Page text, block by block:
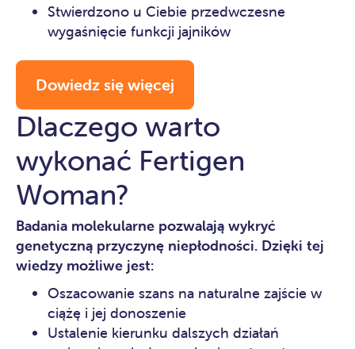
Stwierdzono u Ciebie przedwczesne
wygaśnięcie funkcji jajników
Dowiedz się więcej
Dlaczego warto
wykonać Fertigen
Woman?
Badania molekularne pozwalają wykryć
genetyczną przyczynę niepłodności. Dzięki tej
wiedzy możliwe jest:
Oszacowanie szans na naturalne zajście w
ciążę i jej donoszenie
Ustalenie kierunku dalszych działań